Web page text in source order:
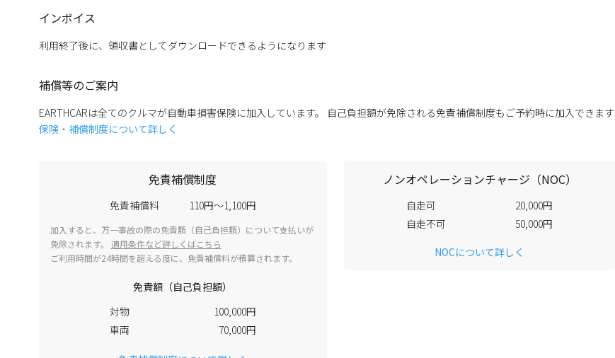
インボイス
利用終了後に、領収書としてダウンロードできるようになります
補償等のご案内
EARTHCARは全てのクルマが自動車損害保険に加入しています。 自己負担額が免除される免責補償制度もご予約時に加入できます
保険・補償制度について詳しく
免責補償制度
免責補償料 110円～1,100円
加入すると、万一事故の際の免責額（自己負担額）について支払いが
免除されます。 適用条件など詳しくはこちら
ご利用時間が24時間を超える度に、免責補償料が積算されます。
免責額（自己負担額）
対物
100,000円
車両
70,000円
ノンオペレーションチャージ（NOC）
自走可
20,000円
自走不可
50,000円
NOCについて詳しく